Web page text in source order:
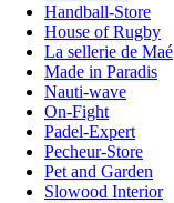
Handball-Store
House of Rugby
La sellerie de Maé
Made in Paradis
Nauti-wave
On-Fight
Padel-Expert
Pecheur-Store
Pet and Garden
Slowood Interior